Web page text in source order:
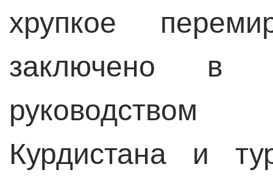
хрупкое
заключено в
Курдистана и